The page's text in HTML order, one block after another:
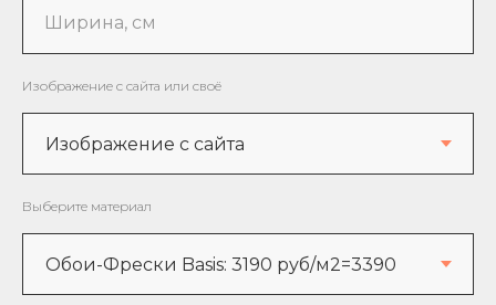
Ширина, см
Изображение с сайта или своё
Выберите материал